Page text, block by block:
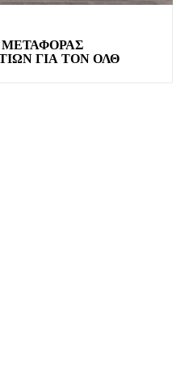
ΓΙΑ ΤΟΝ ΟΛΘ